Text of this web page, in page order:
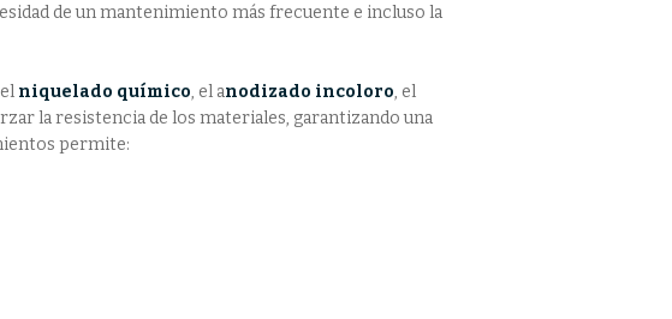
de un mantenimiento más frecuente e incluso la
niquelado químico, el anodizado incoloro, el
la resistencia de los materiales, garantizando una
permite: